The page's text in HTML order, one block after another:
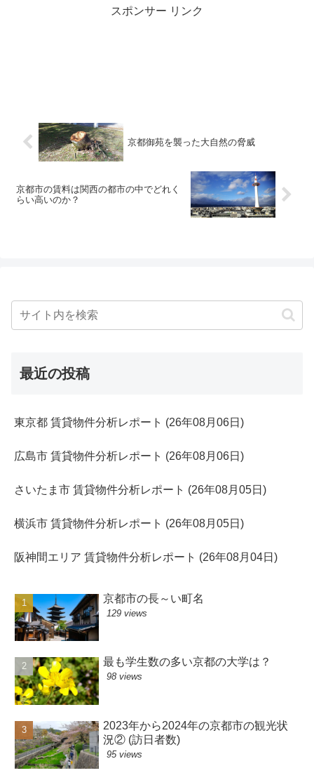
スポンサー リンク
京都御苑を襲った大自然の脅威
京都市の賃料は関西の都市の中でどれく
らい高いのか？
最近の投稿
東京都 賃貸物件分析レポート (26年08月06日)
広島市 賃貸物件分析レポート (26年08月06日)
さいたま市 賃貸物件分析レポート (26年08月05日)
横浜市 賃貸物件分析レポート (26年08月05日)
阪神間エリア 賃貸物件分析レポート (26年08月04日)
京都市の長～い町名
129 views
最も学生数の多い京都の大学は？
98 views
2023年から2024年の京都市の観光状
況② (訪日者数)
95 views